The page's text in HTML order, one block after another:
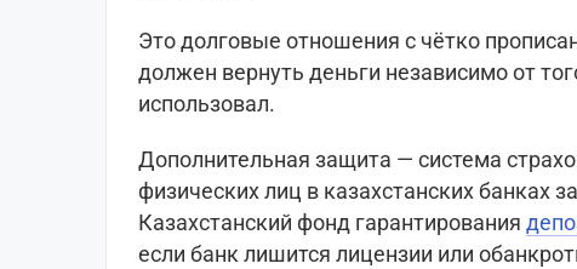
Это долговые отношения с чётко
должен вернуть деньги независимо от
использовал.
Дополнительная защита — система
физических лиц в казахстанских банках
Казахстанский фонд гарантирования
если банк лишится лицензии или